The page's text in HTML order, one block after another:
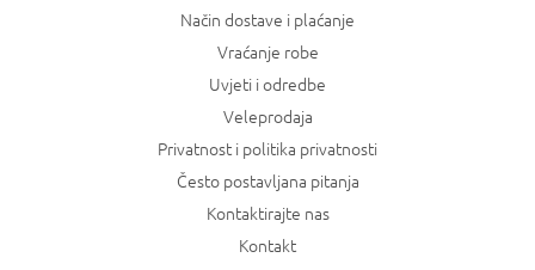
Način dostave i plaćanje
Vraćanje robe
Uvjeti i odredbe
Veleprodaja
Privatnost i politika privatnosti
Često postavljana pitanja
Kontaktirajte nas
Kontakt